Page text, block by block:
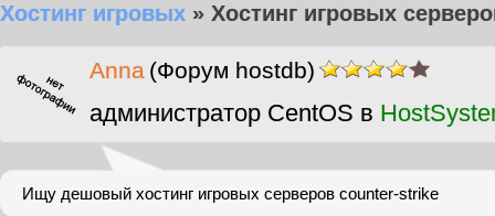
Хостинг игровых » Хостинг игровых
Anna (Форум hostdb)
администратор CentOS в
Ищу дешовый хостинг игровых серверов counter-strike